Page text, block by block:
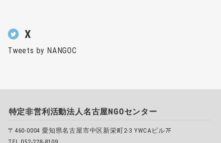
X
Tweets by NANGOC
特定非営利活動法人名古屋NGOセンター
〒460-0004 愛知県名古屋市中区新栄町2-3 YWCAビル7F